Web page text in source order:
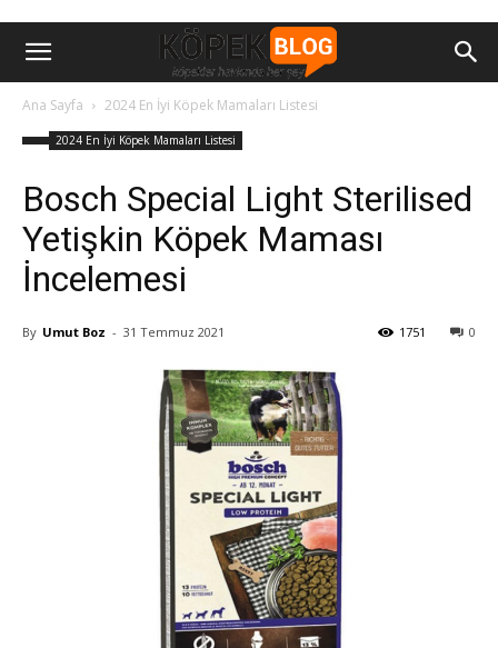
Ana Sayfa 2024 En İyi Köpek Mamaları Listesi
2024 En İyi Köpek Mamaları Listesi
Bosch Special Light Sterilised
Yetişkin Köpek Maması
İncelemesi
By Umut Boz - 31 Temmuz 2021 0
1751